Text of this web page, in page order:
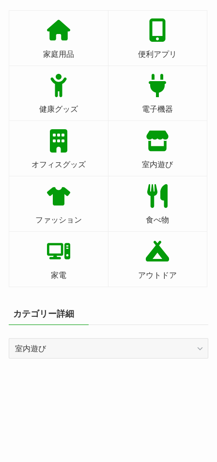
家庭用品 便利アプリ
健康グッズ 電子機器
オフィスグッズ 室内遊び
ファッション 食べ物
家電 アウトドア
カテゴリー詳細
カ